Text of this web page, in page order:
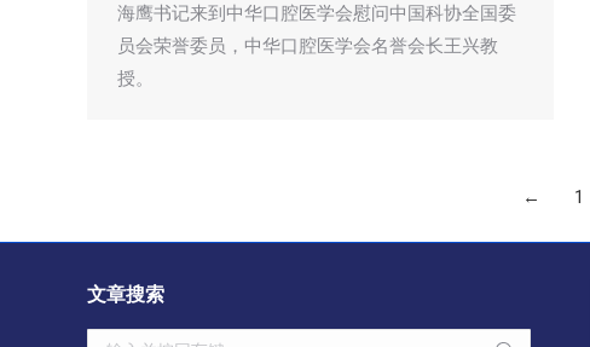
海鹰书记来到中华口腔医学会慰问中国科协全国委
员会荣誉委员，中华口腔医学会名誉会长王兴教
授。
← 1
文章搜索
Search: